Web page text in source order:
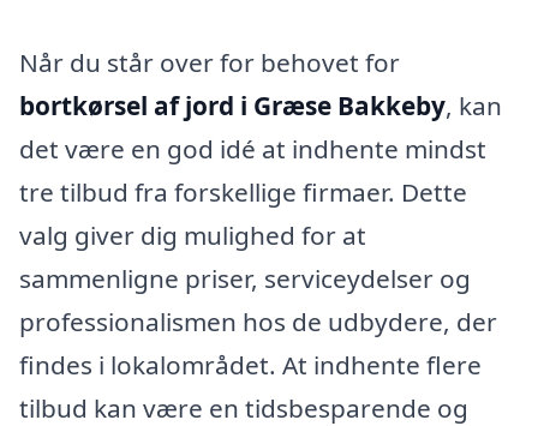
Når du står over for behovet for
bortkørsel af jord i Græse Bakkeby, kan
det være en god idé at indhente mindst
tre tilbud fra forskellige firmaer. Dette
valg giver dig mulighed for at
sammenligne priser, serviceydelser og
professionalismen hos de udbydere, der
findes i lokalområdet. At indhente flere
tilbud kan være en tidsbesparende og